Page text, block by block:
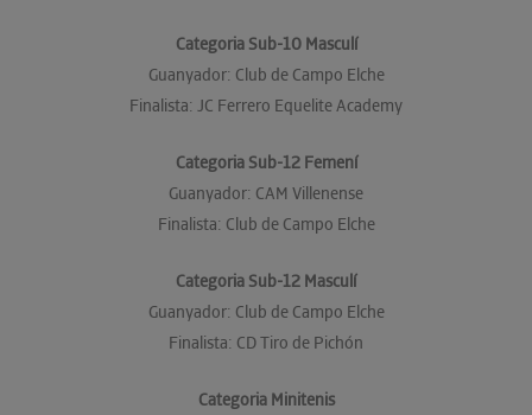
Categoria Sub-10 Masculí
Guanyador: Club de Campo Elche
Finalista: JC Ferrero Equelite Academy
Categoria Sub-12 Femení
Guanyador: CAM Villenense
Finalista: Club de Campo Elche
Categoria Sub-12 Masculí
Guanyador: Club de Campo Elche
Finalista: CD Tiro de Pichón
Categoria Minitenis